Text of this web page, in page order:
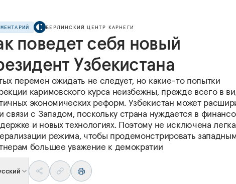
БЕРЛИНСКИЙ ЦЕНТР КАРНЕГИ
поведет себя новый
Узбекистана
перемен ожидать не следует, но какие-то попытки
каримовского курса неизбежны, прежде всего в
экономических реформ. Узбекистан может
связи с Западом, поскольку страна нуждается в
и новых технологиях. Поэтому не исключена
режима, чтобы продемонстрировать
большее уважение к демократии